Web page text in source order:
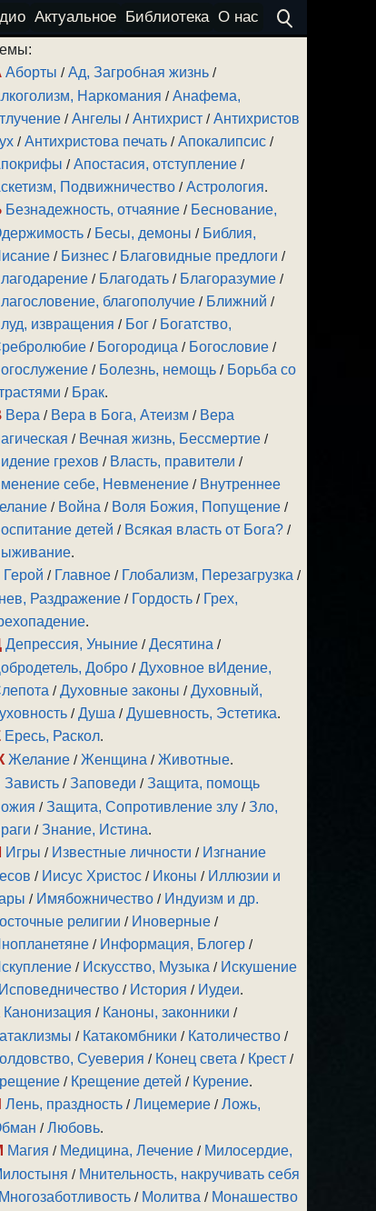
Актуальное Библиотека О нас
Аборты /Ад, Загробная жизнь /
Наркомания /Анафема,
/Ангелы /Антихрист /Антихристов
/Антихристова печать /Апокалипсис /
/Апостасия, отступление /
Подвижничество /Астрология.
Безнадежность, отчаяние / Беснование,
/ Бесы, демоны / Библия,
/ Бизнес / Благовидные предлоги /
/ Благодать / Благоразумие /
благополучие / Ближний /
извращения / Бог / Богатство,
/ Богородица / Богословие /
/ Болезнь, немощь / Борьба со
/ Брак.
Вера / Вера в Бога, Атеизм / Вера
/ Вечная жизнь, Бессмертие /
грехов / Власть, правители /
себе, Невменение / Внутреннее
/ Война / Воля Божия, Попущение /
детей / Всякая власть от Бога? /
.
Герой / Главное / Глобализм, Перезагрузка /
Раздражение / Гордость / Грех,
.
Депрессия, Уныние /Десятина /
Добро /Духовное вИдение,
/Духовные законы /Духовный,
/Душа /Душевность, Эстетика.
Ересь, Раскол.
Желание /Женщина /Животные.
Зависть /Заповеди /Защита, помощь
/Защита, Сопротивление злу /Зло,
/Знание, Истина.
Игры / Известные личности / Изгнание
/ Иисус Христос / Иконы / Иллюзии и
/ Имябожничество / Индуизм и др.
религии / Иноверные /
/ Информация, Блогер /
/ Искусство, Музыка / Искушение
Исповедничество / История / Иудеи.
Канонизация / Каноны, законники /
/ Катакомбники / Католичество /
Суеверия / Конец света / Крест /
/ Крещение детей / Курение.
Лень, праздность /Лицемерие /Ложь,
/Любовь.
Магия / Медицина, Лечение / Милосердие,
/ Мнительность, накручивать себя
Многозаботливость / Молитва / Монашество